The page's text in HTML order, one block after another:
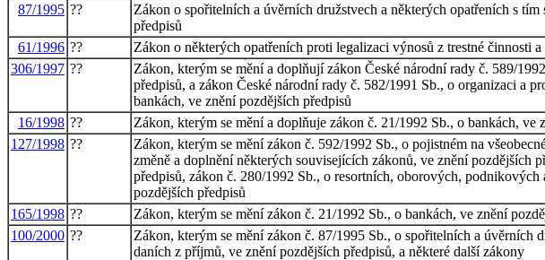
87/1995 ??
Zákon o spořitelních a úvěrních družstvech a některých opatřeních s
předpisů
61/1996 ??
Zákon o některých opatřeních proti legalizaci výnosů z trestné činnosti
306/1997 ??
Zákon, kterým se mění a doplňují zákon České národní rady č. 589/
předpisů, a zákon České národní rady č. 582/1991 Sb., o organizaci a
bankách, ve znění pozdějších předpisů
16/1998 ??
Zákon, kterým se mění a doplňuje zákon č. 21/1992 Sb., o bankách, ve
127/1998 ??
Zákon, kterým se mění zákon č. 592/1992 Sb., o pojistném na
změně a doplnění některých souvisejících zákonů, ve znění pozdějších
předpisů, zákon č. 280/1992 Sb., o resortních, oborových,
pozdějších předpisů
165/1998 ??
Zákon, kterým se mění zákon č. 21/1992 Sb., o bankách, ve znění
100/2000 ??
Zákon, kterým se mění zákon č. 87/1995 Sb., o spořitelních a úvěrních
daních z příjmů, ve znění pozdějších předpisů, a některé další zákony